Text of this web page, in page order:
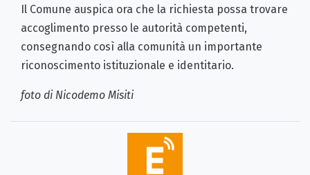
Il Comune auspica ora che la richiesta possa trovare
accoglimento presso le autorità competenti,
consegnando così alla comunità un importante
riconoscimento istituzionale e identitario.
foto di Nicodemo Misiti